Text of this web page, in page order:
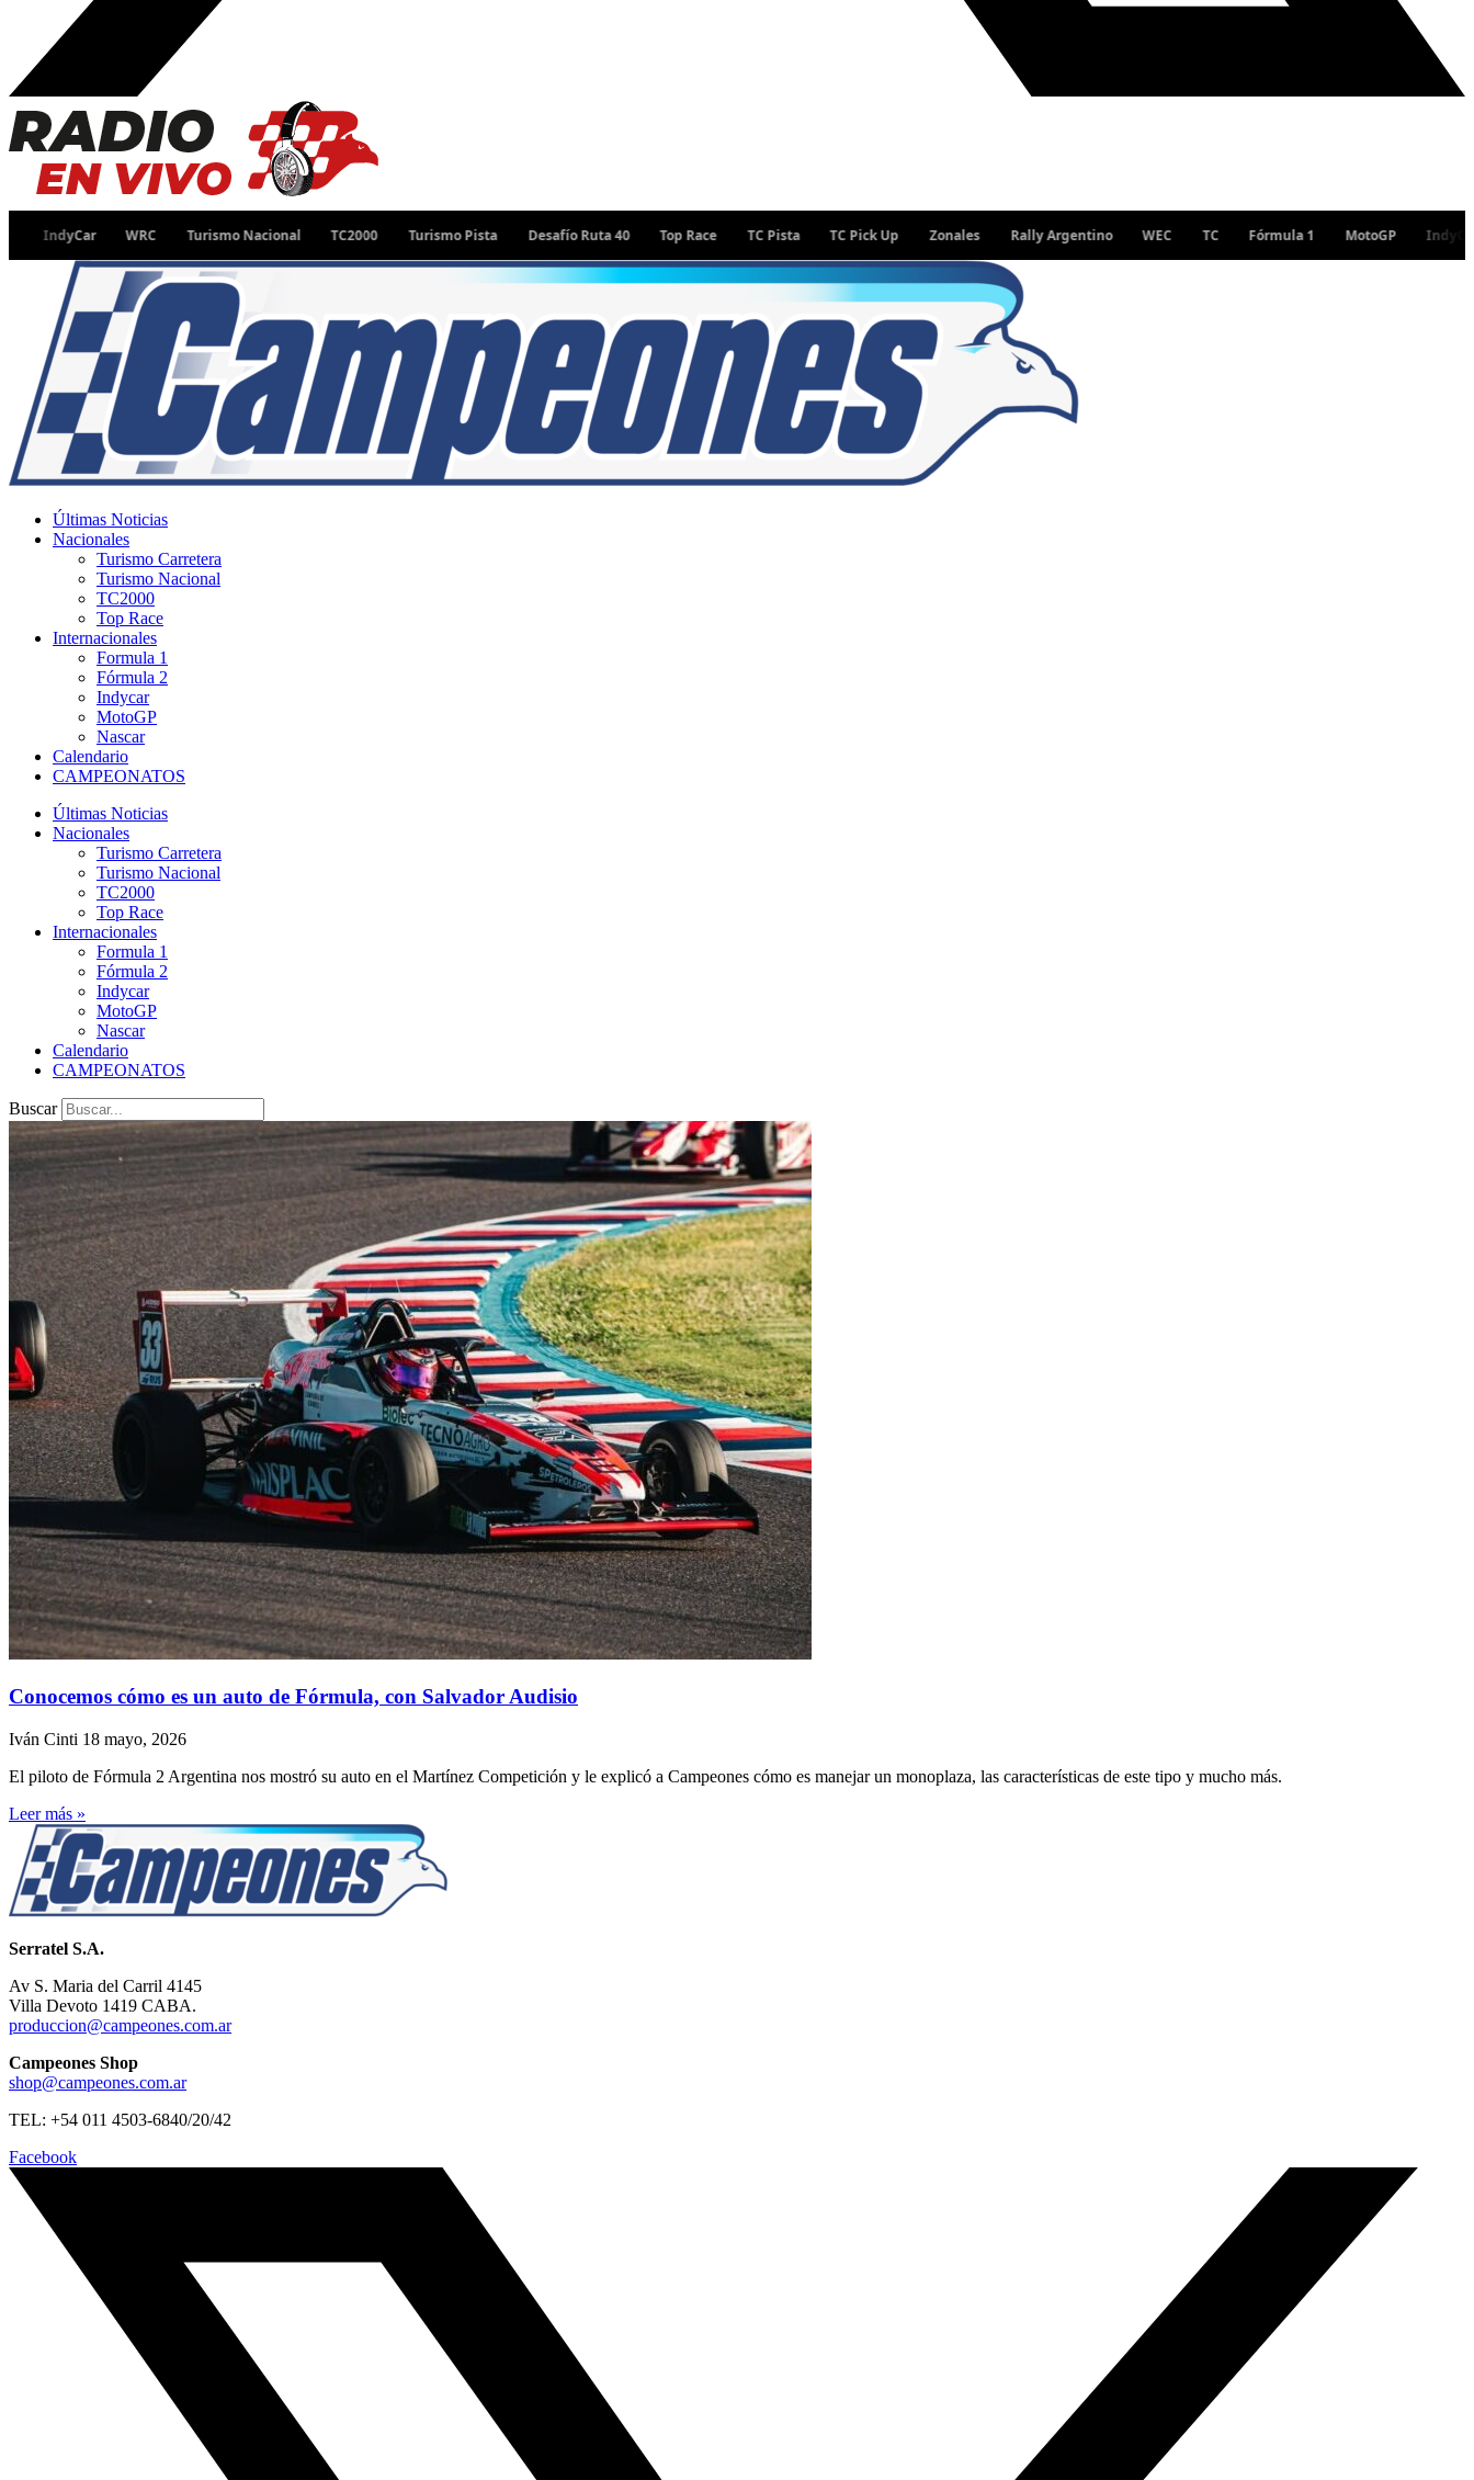
IndyCar WRC Turismo Nacional TC2000 Turismo Pista Desafío Ruta 40 Top Race TC Pista TC Pick Up Zonales Rally Argentino WEC TC Fórmula 1 MotoGP IndyCar
Últimas Noticias
Nacionales
Turismo Carretera
Turismo Nacional
TC2000
Top Race
Internacionales
Formula 1
Fórmula 2
Indycar
MotoGP
Nascar
Calendario
CAMPEONATOS
Últimas Noticias
Nacionales
Turismo Carretera
Turismo Nacional
TC2000
Top Race
Internacionales
Formula 1
Fórmula 2
Indycar
MotoGP
Nascar
Calendario
CAMPEONATOS
Buscar
Conocemos cómo es un auto de Fórmula, con Salvador Audisio
Iván Cinti 18 mayo, 2026
El piloto de Fórmula 2 Argentina nos mostró su auto en el Martínez Competición y le explicó a Campeones cómo es manejar un monoplaza, las características de este tipo y mucho más.
Leer más »
Serratel S.A.
Av S. Maria del Carril 4145
Villa Devoto 1419 CABA.
produccion@campeones.com.ar
Campeones Shop
shop@campeones.com.ar
TEL: +54 011 4503-6840/20/42
Facebook